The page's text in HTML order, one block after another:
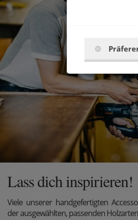
Lass dich inspirieren!
Viele unserer handgefertigten
der ausgewählten, passenden